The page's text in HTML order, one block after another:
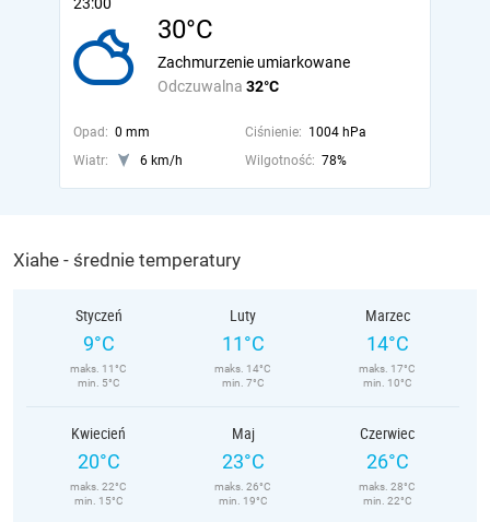
30°C
Odczuwalna 32°C
Zachmurzenie umiarkowane
Opad: 0 mm Ciśnienie: 1004 hPa
Wiatr:
6 km/h Wilgotność: 78%
Xiahe - średnie temperatury
Styczeń
9°C
maks. 11°C
min. 5°C
Luty
11°C
maks. 14°C
min. 7°C
Marzec
14°C
maks. 17°C
min. 10°C
Kwiecień
20°C
maks. 22°C
min. 15°C
Maj
23°C
maks. 26°C
min. 19°C
Czerwiec
26°C
maks. 28°C
min. 22°C